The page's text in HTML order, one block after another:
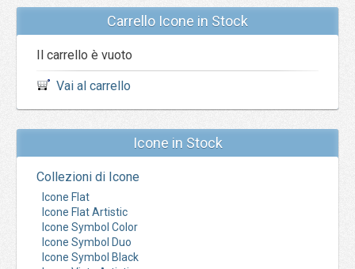
Carrello Icone in Stock
Il carrello è vuoto
Vai al carrello
Icone in Stock
Collezioni di Icone
Icone Flat
Icone Flat Artistic
Icone Symbol Color
Icone Symbol Duo
Icone Symbol Black